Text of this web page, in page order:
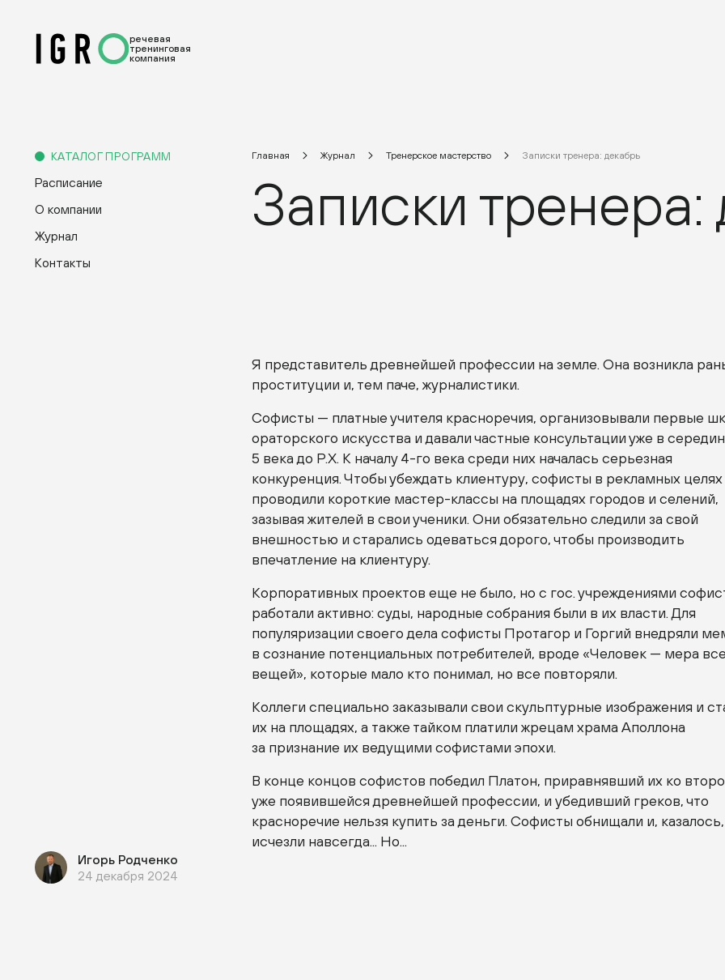
речевая
тренинговая
компания
КАТАЛОГ ПРОГРАММ
Расписание
О компании
Журнал
Контакты
Главная Журнал Тренерское мастерство Записки тренера: декабрь
Записки тренера:
Я представитель древнейшей профессии на земле. Она возникла
проституции и, тем паче, журналистики.
Софисты — платные учителя красноречия, организовывали первые
ораторского искусства и давали частные консультации уже в
5 века до Р.Х. К началу 4-го века среди них началась серьезная
конкуренция. Чтобы убеждать клиентуру, софисты в рекламных целях
проводили короткие мастер-классы на площадях городов и селений,
зазывая жителей в свои ученики. Они обязательно следили за свой
внешностью и старались одеваться дорого, чтобы производить
впечатление на клиентуру.
Корпоративных проектов еще не было, но с гос. учреждениями
работали активно: суды, народные собрания были в их власти. Для
популяризации своего дела софисты Протагор и Горгий внедряли
в сознание потенциальных потребителей, вроде «Человек — мера
вещей», которые мало кто понимал, но все повторяли.
Коллеги специально заказывали свои скульптурные изображения и
их на площадях, а также тайком платили жрецам храма Аполлона
за признание их ведущими софистами эпохи.
В конце концов софистов победил Платон, приравнявший их ко
уже появившейся древнейшей профессии, и убедивший греков, что
красноречие нельзя купить за деньги. Софисты обнищали и, казалось,
исчезли навсегда... Но...
Игорь Родченко
24 декабря 2024